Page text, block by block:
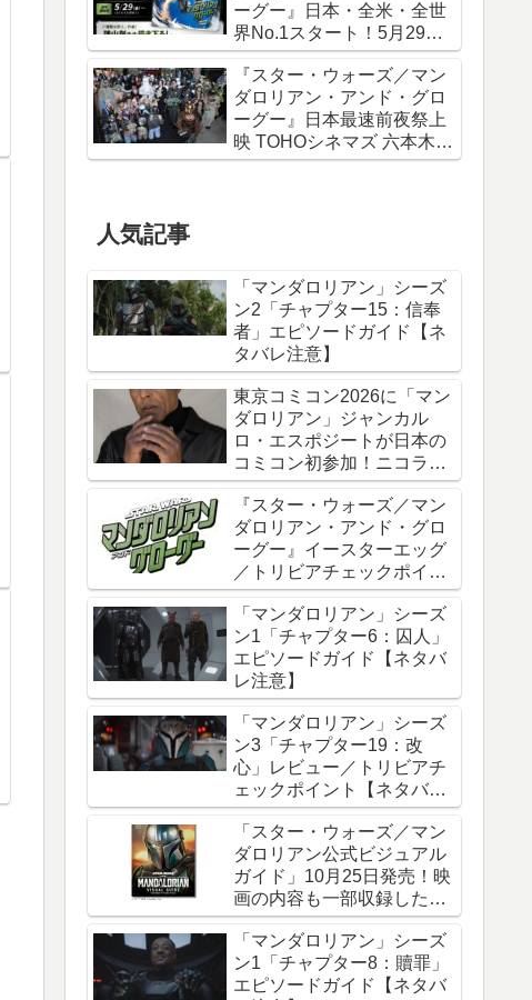
ーグー』日本・全米・全世
界No.1スタート！5月29日
から諫山創描き下ろしポス
ター＆IMAXポスターが特典
に
『スター・ウォーズ／マン
ダロリアン・アンド・グロ
ーグー』日本最速前夜祭上
映 TOHOシネマズ 六本木ヒ
ルズ リポート！
人気記事
「マンダロリアン」シーズ
ン2「チャプター15：信奉
者」エピソードガイド【ネ
タバレ注意】
東京コミコン2026に「マン
ダロリアン」ジャンカル
ロ・エスポジートが日本の
コミコン初参加！ニコラ
ス・ケイジと共に来日
『スター・ウォーズ／マン
ダロリアン・アンド・グロ
ーグー』イースターエッグ
／トリビアチェックポイン
ト総まとめ【ネタバレ注
意】
「マンダロリアン」シーズ
ン1「チャプター6：囚人」
エピソードガイド【ネタバ
レ注意】
「マンダロリアン」シーズ
ン3「チャプター19：改
心」レビュー／トリビアチ
ェックポイント【ネタバレ
注意】
「スター・ウォーズ／マン
ダロリアン公式ビジュアル
ガイド」10月25日発売！映
画の内容も一部収録した邦
訳版
「マンダロリアン」シーズ
ン1「チャプター8：贖罪」
エピソードガイド【ネタバ